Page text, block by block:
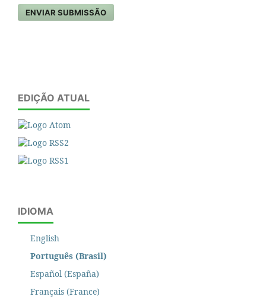
ENVIAR SUBMISSÃO
EDIÇÃO ATUAL
IDIOMA
English
Português (Brasil)
Español (España)
Français (France)